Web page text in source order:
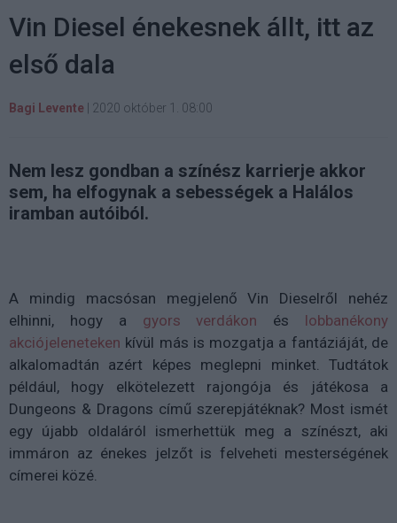
Vin Diesel énekesnek állt, itt az
első dala
Bagi Levente 2020 október 1. 08:00
Nem lesz gondban a színész karrierje akkor
sem, ha elfogynak a sebességek a Halálos
iramban autóiból.
A mindig macsósan megjelenő Vin Dieselről nehéz
elhinni, hogy a gyors verdákon és lobbanékony
akciójeleneteken kívül más is mozgatja a fantáziáját, de
alkalomadtán azért képes meglepni minket. Tudtátok
például, hogy elkötelezett rajongója és játékosa a
Dungeons & Dragons című szerepjátéknak? Most ismét
egy újabb oldaláról ismerhettük meg a színészt, aki
immáron az énekes jelzőt is felveheti mesterségének
címerei közé.